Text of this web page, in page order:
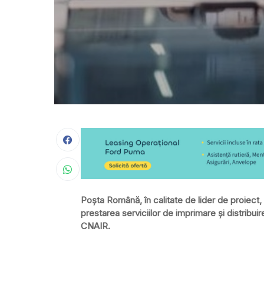
Poşta Română, în calitate de lider de
prestarea serviciilor de imprimare şi
CNAIR.